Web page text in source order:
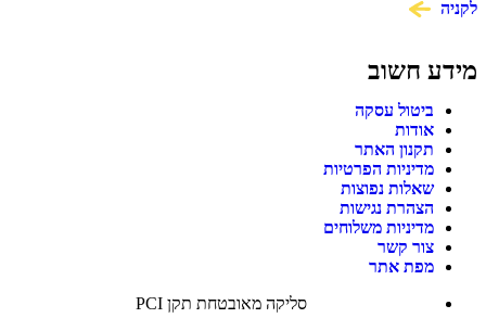
לקניה
מידע חשוב
ביטול עסקה
אודות
תקנון האתר
מדיניות הפרטיות
שאלות נפוצות
הצהרת נגישות
מדיניות משלוחים
צור קשר
מפת אתר
סליקה מאובטחת תקן PCI